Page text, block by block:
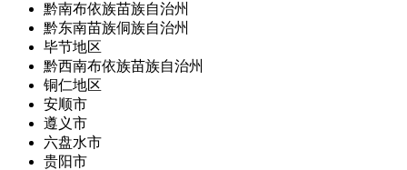
黔南布依族苗族自治州
黔东南苗族侗族自治州
毕节地区
黔西南布依族苗族自治州
铜仁地区
安顺市
遵义市
六盘水市
贵阳市